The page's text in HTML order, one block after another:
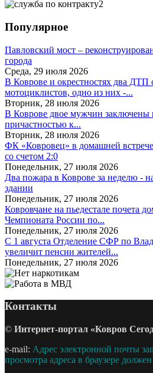
Популярное
Павловский мост –
города
Среда, 29 июля 2026
В Коврове и окрестностях два ДТП
мотоциклистов, одно из них -...
Вторник, 28 июля 2026
В Коврове двое мужчин заключены
причастностью к...
Вторник, 28 июля 2026
ФК «Ковровец» в домашней
со счетом 2:0
Понедельник, 27 июля 2026
Два пожара в Коврове за неделю -
здании
Понедельник, 27 июля 2026
Ковровчане на пьедестале почета
Чемпионата России по...
Понедельник, 27 июля 2026
С 1 августа Отделение СФР по
увеличит пенсии жителей...
Понедельник, 27 июля 2026
Контакты
© Интернет-портал «Ковров
e-mail: Адрес электронной почты
просмотра адреса в браузере